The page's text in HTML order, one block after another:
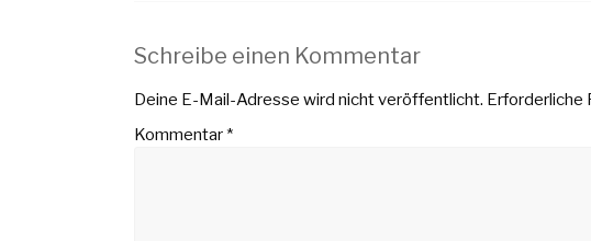
Schreibe einen Kommentar
Deine E-Mail-Adresse wird nicht veröffentlicht. Erforderliche
Kommentar*